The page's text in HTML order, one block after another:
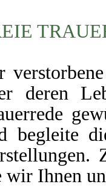
deren
begleite
wir Ihnen